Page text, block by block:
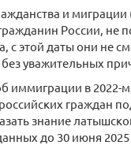
и
России, не
этой даты они не
уважительных
иммиграции в 2022-
граждан
знание
до 30 июня 2025